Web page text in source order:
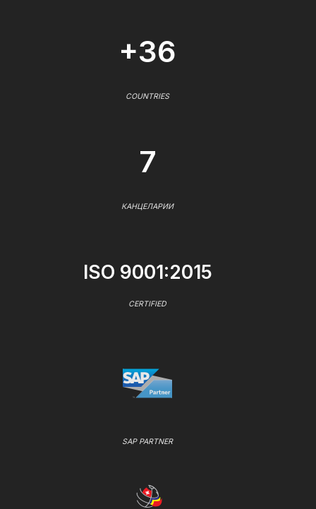
+36
COUNTRIES
7
КАНЦЕЛАРИИ
ISO 9001:2015
CERTIFIED
SAP PARTNER